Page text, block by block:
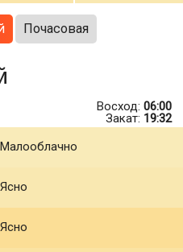
Почасовая
Восход: 06:00
Закат: 19:32
Малооблачно
Ясно
Ясно